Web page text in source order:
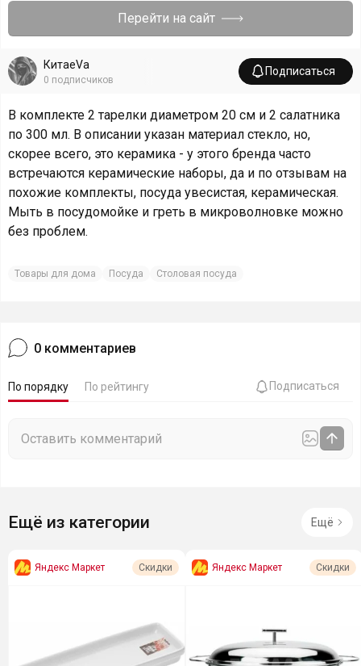
Перейти на сайт
КитаеVa
0 подписчиков
Подписаться
В комплекте 2 тарелки диаметром 20 см и 2 салатника
по 300 мл. В описании указан материал стекло, но,
скорее всего, это керамика - у этого бренда часто
встречаются керамические наборы, да и по отзывам на
похожие комплекты, посуда увесистая, керамическая.
Мыть в посудомойке и греть в микроволновке можно
без проблем.
Товары для дома Посуда Столовая посуда
0 комментариев
По порядку По рейтингу Подписаться
Ещё из категории Ещё
Яндекс Маркет Скидки Яндекс Маркет Скидки